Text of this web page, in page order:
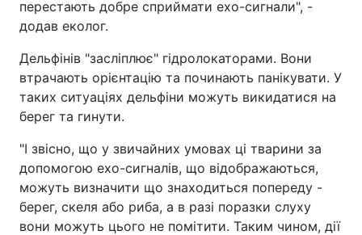
перестають добре сприймати ехо-сигнали", -
додав еколог.
Дельфінів "засліплює" гідролокаторами. Вони
втрачають орієнтацію та починають панікувати. У
таких ситуаціях дельфіни можуть викидатися на
берег та гинути.
"І звісно, що у звичайних умовах ці тварини за
допомогою ехо-сигналів, що відображаються,
можуть визначити що знаходиться попереду -
берег, скеля або риба, а в разі поразки слуху
вони можуть цього не помітити. Таким чином, дії